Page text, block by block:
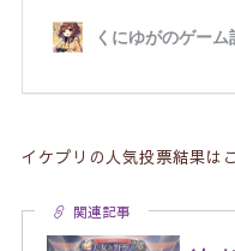
イケプリの人気投票結果は
関連記事